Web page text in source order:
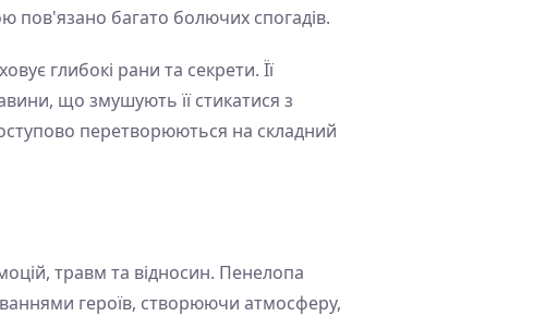
пов'язано багато болючих спогадів.
глибокі рани та секрети. Її
що змушують її стикатися з
перетворюються на складний
травм та відносин. Пенелопа
героїв, створюючи атмосферу,